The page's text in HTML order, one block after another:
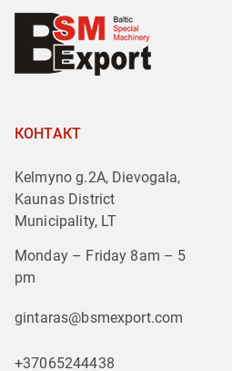
КОНТАКТ
Kelmyno g.2A, Dievogala,
Kaunas District
Municipality, LT
Monday – Friday 8am – 5
pm
gintaras@bsmexport.com
+37065244438